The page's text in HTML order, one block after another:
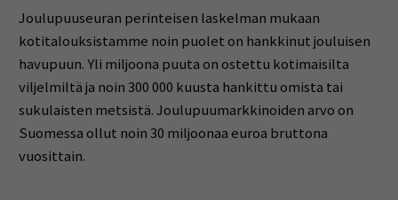
Joulupuuseuran perinteisen laskelman mukaan
kotitalouksistamme noin puolet on hankkinut jouluisen
havupuun. Yli miljoona puuta on ostettu kotimaisilta
viljelmiltä ja noin 300 000 kuusta hankittu omista tai
sukulaisten metsistä. Joulupuumarkkinoiden arvo on
Suomessa ollut noin 30 miljoonaa euroa bruttona
vuosittain.